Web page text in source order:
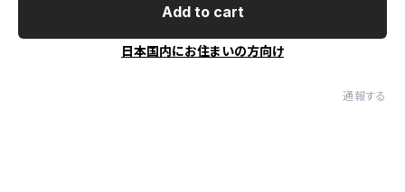
Add to cart
日本国内にお住まいの方向け
通報する